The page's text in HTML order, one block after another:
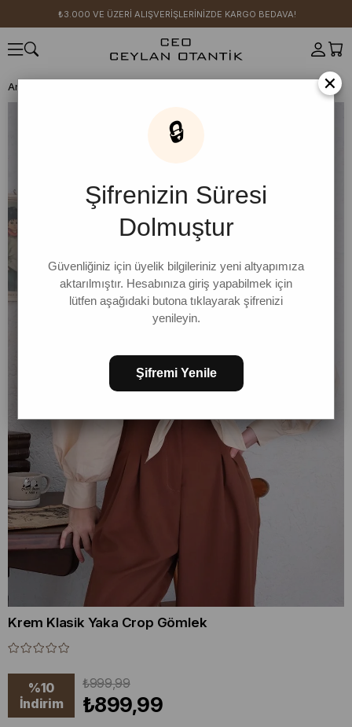
₺3.000 VE ÜZERİ ALIŞVERİŞLERİNİZDE KARGO BEDAVA!
Anasayfa
Krem Klasik Yaka Crop Gömlek
%10
İndirim
₺999,99
₺899,99
×
🔒
Şifrenizin Süresi
Dolmuştur
Güvenliğiniz için üyelik bilgileriniz yeni altyapımıza
aktarılmıştır. Hesabınıza giriş yapabilmek için
lütfen aşağıdaki butona tıklayarak şifrenizi
yenileyin.
Şifremi Yenile